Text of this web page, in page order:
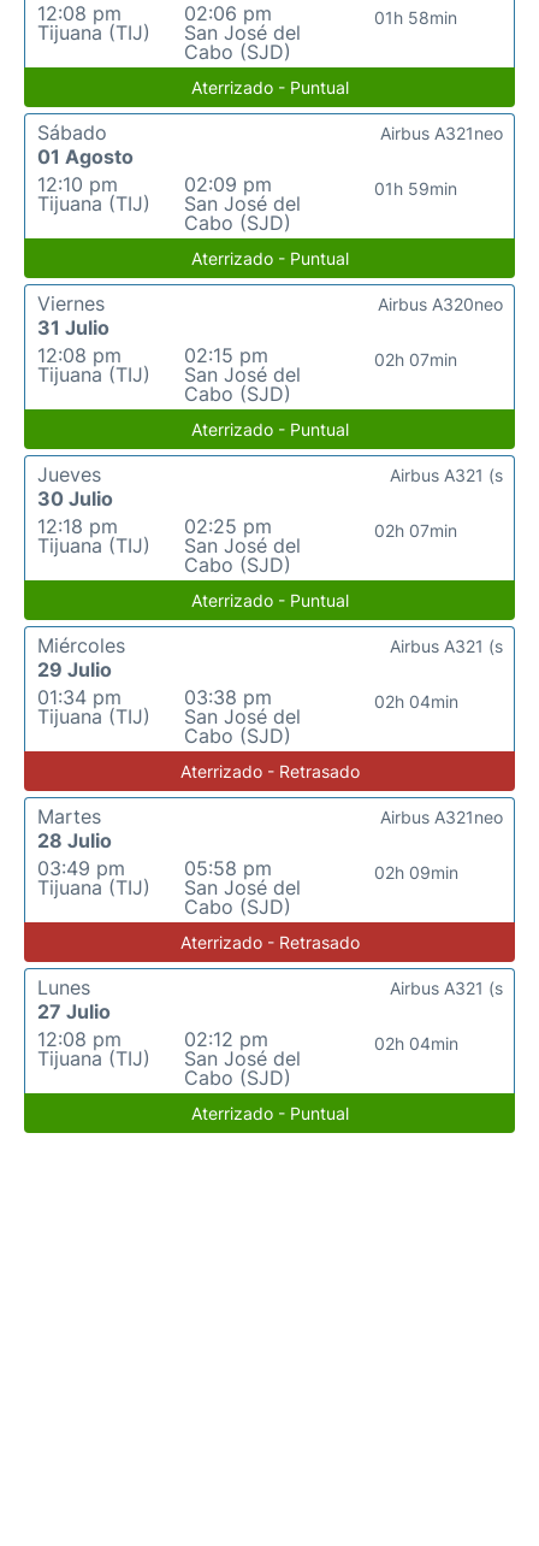
12:08 pm
Tijuana (TIJ)
02:06 pm
San José del
Cabo (SJD)
01h 58min
Aterrizado - Puntual
Sábado
01 Agosto
12:10 pm
Tijuana (TIJ)
02:09 pm
San José del
Cabo (SJD)
01h 59min
Airbus A321neo
Aterrizado - Puntual
Viernes
31 Julio
12:08 pm
Tijuana (TIJ)
02:15 pm
San José del
Cabo (SJD)
02h 07min
Airbus A320neo
Aterrizado - Puntual
Jueves
30 Julio
12:18 pm
Tijuana (TIJ)
02:25 pm
San José del
Cabo (SJD)
02h 07min
Airbus A321 (s
Aterrizado - Puntual
Miércoles
29 Julio
01:34 pm
Tijuana (TIJ)
03:38 pm
San José del
Cabo (SJD)
02h 04min
Airbus A321 (s
Aterrizado - Retrasado
Martes
28 Julio
03:49 pm
Tijuana (TIJ)
05:58 pm
San José del
Cabo (SJD)
02h 09min
Airbus A321neo
Aterrizado - Retrasado
Lunes
27 Julio
12:08 pm
Tijuana (TIJ)
02:12 pm
San José del
Cabo (SJD)
02h 04min
Airbus A321 (s
Aterrizado - Puntual